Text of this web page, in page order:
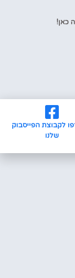
כאן!
לקבוצת הפייסבוק
שלנו